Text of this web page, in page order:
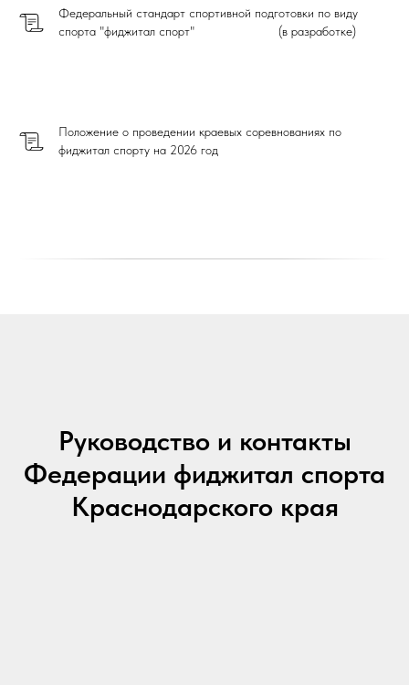
Федеральный стандарт спортивной подготовки по виду
спорта "фиджитал спорт" (в разработке)
Положение о проведении краевых соревнованиях по
фиджитал спорту на 2026 год
Руководство и контакты
Федерации фиджитал спорта
Краснодарского края